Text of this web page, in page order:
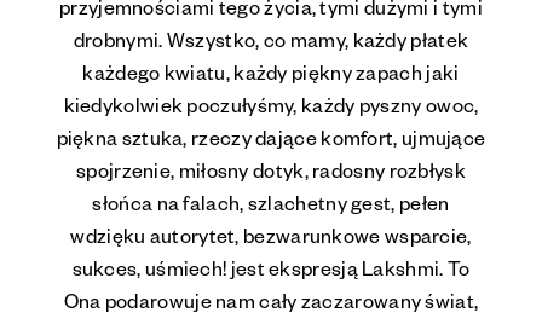
przyjemnościami tego życia, tymi dużymi i tymi
drobnymi. Wszystko, co mamy, każdy płatek
każdego kwiatu, każdy piękny zapach jaki
kiedykolwiek poczułyśmy, każdy pyszny owoc,
piękna sztuka, rzeczy dające komfort, ujmujące
spojrzenie, miłosny dotyk, radosny rozbłysk
słońca na falach, szlachetny gest, pełen
wdzięku autorytet, bezwarunkowe wsparcie,
sukces, uśmiech! jest ekspresją Lakshmi. To
Ona podarowuje nam cały zaczarowany świat,